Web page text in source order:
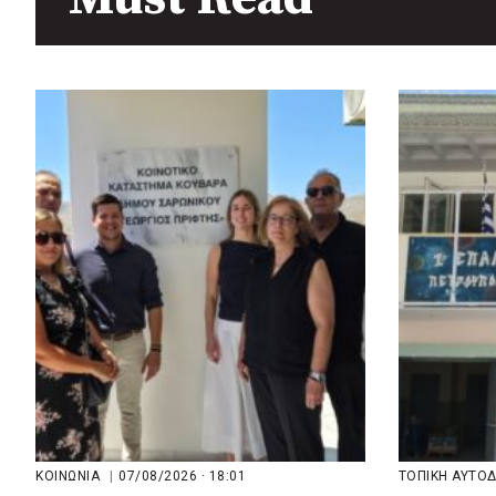
πριν από 2 μέρες
και αναβάθμιση του ΚΕΦΙΑΠ
Δήμος Αθηναίων: 651 δημότες
συμμετείχαν στις δράσεις
διατροφικής υποστήριξης
ΚΟΙΝΩΝΙΑ 07/08/2026 · 18:01 ΤΟΠΙΚΗ